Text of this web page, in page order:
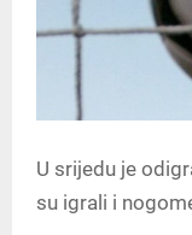
U srijedu je
su igrali i